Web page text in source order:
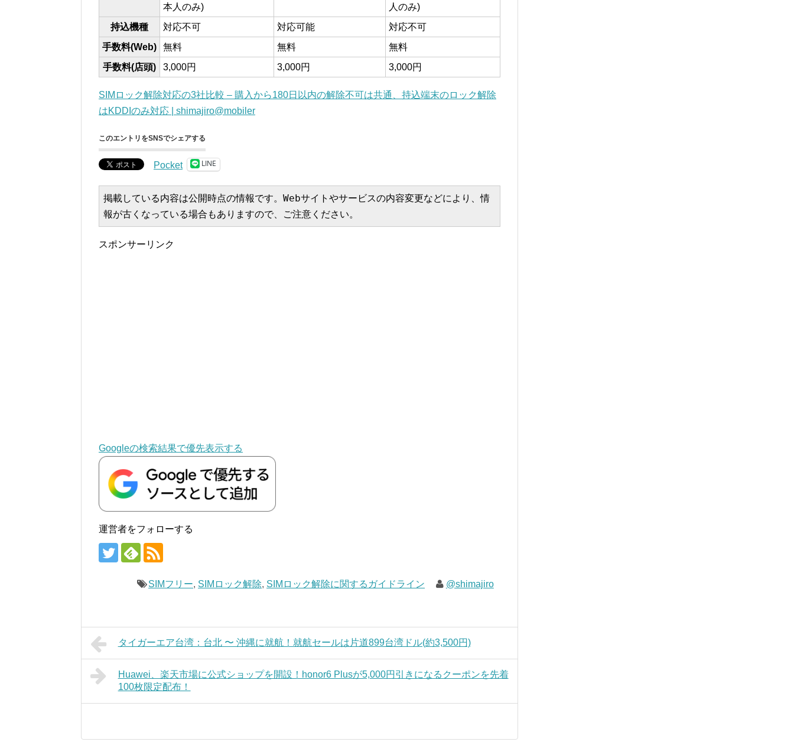
本人のみ)
人のみ)
持込機種
対応不可 対応可能
対応不可
手数料(Web)
無料 無料
無料
手数料(店頭)
3,000円 3,000円 3,000円
SIMロック解除対応の3社比較 – 購入から180日以内の解除不可は共通、持込端末のロック解除
はKDDIのみ対応 | shimajiro@mobiler
このエントリをSNSでシェアする
Pocket LINE
掲載している内容は公開時点の情報です。Webサイトやサービスの内容変更などにより、情
報が古くなっている場合もありますので、ご注意ください。
スポンサーリンク
Googleの検索結果で優先表示する
運営者をフォローする
SIMフリー, SIMロック解除, SIMロック解除に関するガイドライン @shimajiro
タイガーエア台湾：台北 〜 沖縄に就航！就航セールは片道899台湾ドル(約3,500円)
Huawei、楽天市場に公式ショップを開設！honor6 Plusが5,000円引きになるクーポンを先着
100枚限定配布！